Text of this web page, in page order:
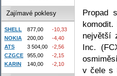
Propad
největší
Inc.
v čele s
Zajímavé poklesy
SHELL 877,00
-10,33
NOKIA
200,00
-4,40
ATS
3 504,00
-2,56
CZGCE
955,00
-2,15
KARIN
140,00 -2,10